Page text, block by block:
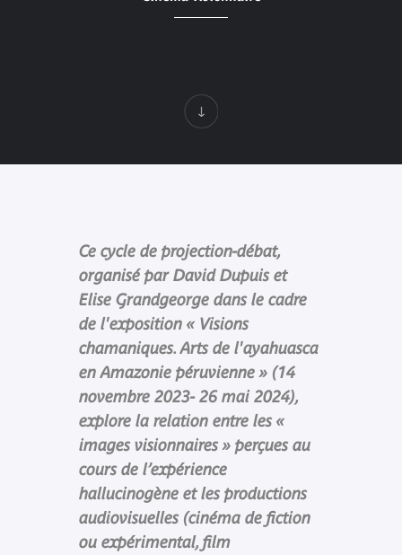
Ce cycle de projection-débat,
organisé par David Dupuis et
Elise Grandgeorge dans le cadre
de l'exposition « Visions
chamaniques. Arts de l'ayahuasca
en Amazonie péruvienne » (14
novembre 2023- 26 mai 2024),
explore la relation entre les «
images visionnaires » perçues au
cours de l’expérience
hallucinogène et les productions
audiovisuelles (cinéma de fiction
ou expérimental, film